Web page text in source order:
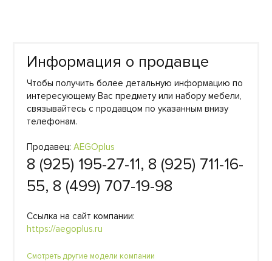
Информация о продавце
Чтобы получить более детальную информацию по
интересующему Вас предмету или набору мебели,
связывайтесь с продавцом по указанным внизу
телефонам.
Продавец: AEGOplus
8 (925) 195-27-11, 8 (925) 711-16-
55, 8 (499) 707-19-98
Ссылка на сайт компании:
https://aegoplus.ru
Смотреть другие модели компании